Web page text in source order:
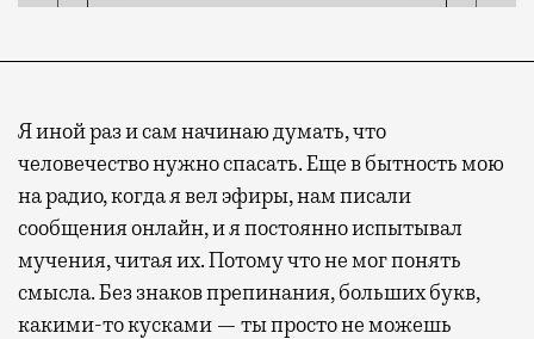
Я иной раз и сам начинаю думать, что
человечество нужно спасать. Еще в бытность мою
на радио, когда я вел эфиры, нам писали
сообщения онлайн, и я постоянно испытывал
мучения, читая их. Потому что не мог понять
смысла. Без знаков препинания, больших букв,
какими-то кусками — ты просто не можешь